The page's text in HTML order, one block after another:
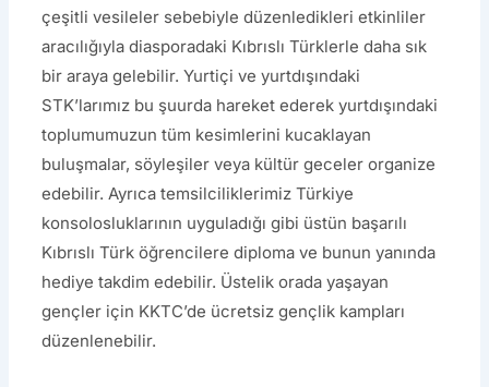
çeşitli vesileler sebebiyle düzenledikleri etkinliler
aracılığıyla diasporadaki Kıbrıslı Türklerle daha sık
bir araya gelebilir. Yurtiçi ve yurtdışındaki
STK’larımız bu şuurda hareket ederek yurtdışındaki
toplumumuzun tüm kesimlerini kucaklayan
buluşmalar, söyleşiler veya kültür geceler organize
edebilir. Ayrıca temsilciliklerimiz Türkiye
konsolosluklarının uyguladığı gibi üstün başarılı
Kıbrıslı Türk öğrencilere diploma ve bunun yanında
hediye takdim edebilir. Üstelik orada yaşayan
gençler için KKTC’de ücretsiz gençlik kampları
düzenlenebilir.